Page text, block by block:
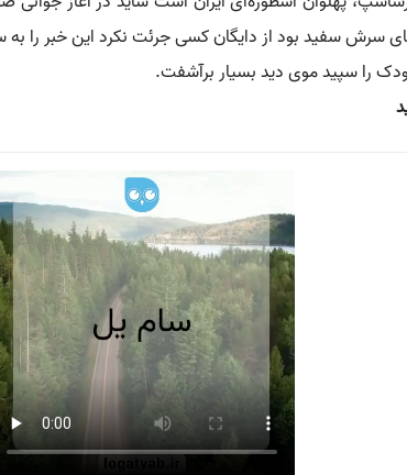
سرش سفید بود از دایگان کسی جرئت نکرد این خبر
را سپید موی دید بسیار برآشفت.